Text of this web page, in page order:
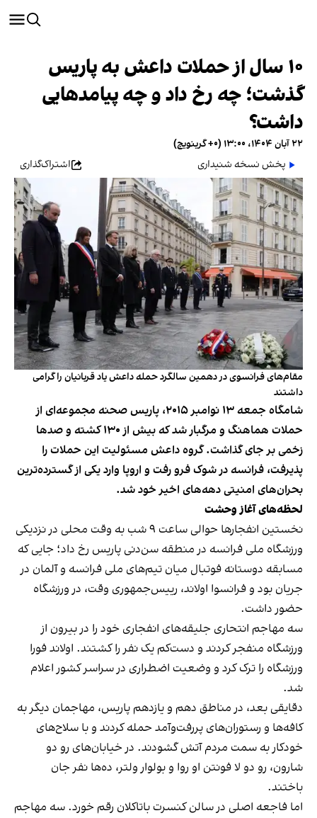
۱۰ سال از حملات داعش به پاریس
گذشت؛ چه رخ داد و چه پیامدهایی
داشت؟
۲۲ آبان ۱۴۰۴، ۱۳:۰۰ (‎+۰ گرینویچ)
پخش نسخه شنیداری
اشتراک‌گذاری
مقام‌های فرانسوی در دهمین سالگرد حمله داعش یاد قربانیان را گرامی
داشتند
شامگاه جمعه ۱۳ نوامبر ۲۰۱۵، پاریس صحنه‌ مجموعه‌ای از
حملات هماهنگ و مرگبار شد که بیش از ۱۳۰ کشته و صدها
زخمی بر جای گذاشت. گروه داعش مسئولیت این حملات را
پذیرفت، فرانسه در شوک فرو رفت و اروپا وارد یکی از گسترده‌ترین
بحران‌های امنیتی دهه‌های اخیر خود شد.
لحظه‌های آغاز وحشت
نخستین انفجارها حوالی ساعت ۹ شب به وقت محلی در نزدیکی
ورزشگاه ملی فرانسه در منطقه‌ سن‌دنی پاریس رخ داد؛ جایی که
مسابقه‌ دوستانه‌ فوتبال میان تیم‌های ملی فرانسه و آلمان در
جریان بود و فرانسوا اولاند، رییس‌جمهوری وقت، در ورزشگاه
حضور داشت.
سه مهاجم انتحاری جلیقه‌های انفجاری خود را در بیرون از
ورزشگاه منفجر کردند و دست‌کم یک نفر را کشتند. اولاند فورا
ورزشگاه را ترک کرد و وضعیت اضطراری در سراسر کشور اعلام
شد.
دقایقی بعد، در مناطق دهم و یازدهم پاریس، مهاجمان دیگر به
کافه‌ها و رستوران‌های پررفت‌وآمد حمله کردند و با سلاح‌های
خودکار به سمت مردم آتش گشودند. در خیابان‌های رو دو
شارون، رو دو لا فونتن او روا و بولوار ولتر، ده‌ها نفر جان
باختند.
اما فاجعه‌ اصلی در سالن کنسرت باتاکلان رقم خورد. سه مهاجم